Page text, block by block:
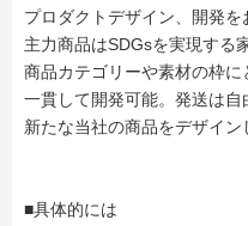
プロダクトデザイン、開発を
主力商品はSDGsを実現する
商品カテゴリーや素材の枠
一貫して開発可能。発送は自
新たな当社の商品をデザイン
■具体的には